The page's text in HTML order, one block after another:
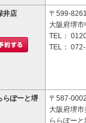
井店
〒599-8261
大阪府堺
TEL：
TEL：
らぽーと堺
〒587-0002
大阪府堺
ららぽー